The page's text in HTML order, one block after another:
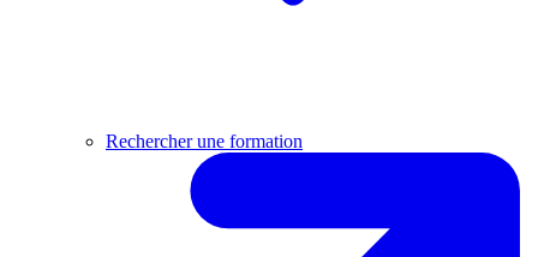
Rechercher une formation